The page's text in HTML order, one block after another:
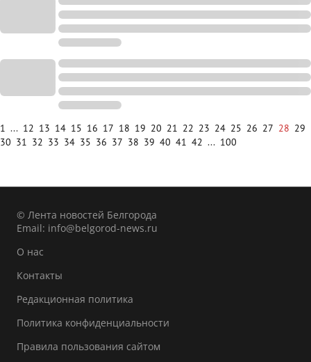
1 ... 12 13 14 15 16 17 18 19 20 21 22 23 24 25 26 27 28 29
30 31 32 33 34 35 36 37 38 39 40 41 42 ... 100
© Лента новостей Белгорода
Email: info@belgorod-news.ru
О нас
Контакты
Редакционная политика
Политика конфиденциальности
Правила пользования сайтом